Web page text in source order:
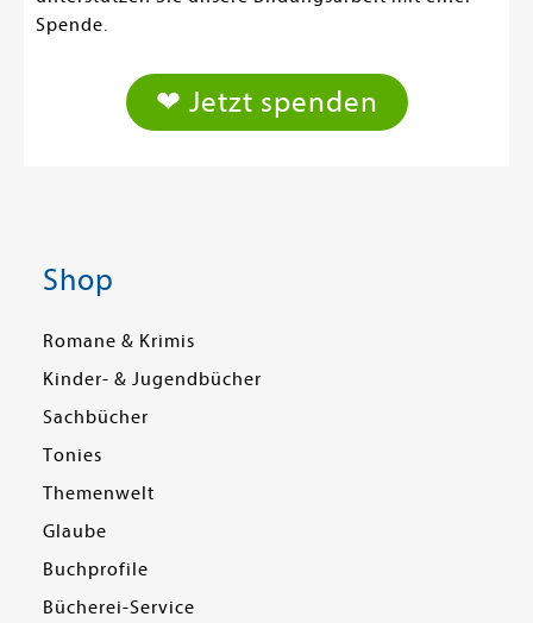
Spende.
❤ Jetzt spenden
Shop
Romane & Krimis
Kinder- & Jugendbücher
Sachbücher
Tonies
Themenwelt
Glaube
Buchprofile
Bücherei-Service